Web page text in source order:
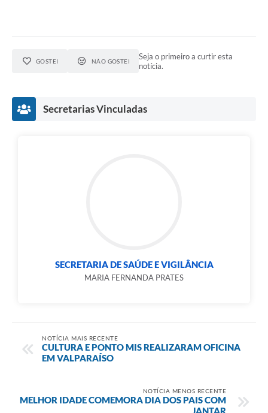
GOSTEI NÃO GOSTEI
Seja o primeiro a curtir esta
notícia.
Secretarias Vinculadas
SECRETARIA DE SAÚDE E VIGILÂNCIA
MARIA FERNANDA PRATES
NOTÍCIA MAIS RECENTE
CULTURA E PONTO MIS REALIZARAM OFICINA
EM VALPARAÍSO
NOTÍCIA MENOS RECENTE
MELHOR IDADE COMEMORA DIA DOS PAIS COM
JANTAR